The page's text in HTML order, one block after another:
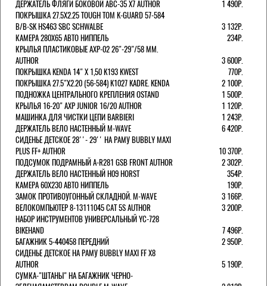
ДЕРЖАТЕЛЬ ФЛЯГИ БОКОВОЙ ABC-35 X7 AUTHOR
1 490Р.
ПОКРЫШКА 27.5X2.25 TOUGH TOM K-GUARD 57-584
B/B-SK HS463 SBC SCHWALBE
3 132Р.
КАМЕРА 280Х65 АВТО НИППЕЛЬ
234Р.
КРЫЛЬЯ ПЛАСТИКОВЫЕ AXP-02 26"-29"/58 ММ.
AUTHOR
3 600Р.
ПОКРЫШКА KENDA 14" Х 1,50 K193 KWEST
770Р.
ПОКРЫШКА 27.5"Х2.20 (56-584) K1027 KADRE. KENDA
2 100Р.
ПОДНОЖКА ЦЕНТРАЛЬНОГО КРЕПЛЕНИЯ OSTAND
1 500Р.
КРЫЛЬЯ 16-20" AXP JUNIOR 16/20 AUTHOR
1 120Р.
МАШИНКА ДЛЯ ЧИСТКИ ЦЕПИ BARBIERI
1 243Р.
ДЕРЖАТЕЛЬ ВЕЛО НАСТЕННЫЙ M-WAVE
6 420Р.
СИДЕНЬЕ ДЕТСКОЕ 28''- 29'' НА РАМУ BUBBLY MAXI
PLUS FF+ AUTHOR
10 370Р.
ПОДСУМОК ПОДРАМНЫЙ A-R281 GSB FRONT AUTHOR
2 302Р.
ДЕРЖАТЕЛЬ ВЕЛО НАСТЕННЫЙ H09 HORST
354Р.
КАМЕРА 60X230 АВТО НИППЕЛЬ
190Р.
ЗАМОК ПРОТИВОУГОННЫЙ СКЛАДНОЙ. M-WAVE
3 166Р.
ВЕЛОКОМПЬЮТЕР 8-13111045 CAT 5S AUTHOR
3 200Р.
НАБОР ИНСТРУМЕНТОВ УНИВЕРСАЛЬНЫЙ YC-728
BIKEHAND
7 496Р.
БАГАЖНИК 5-440458 ПЕРЕДНИЙ
2 950Р.
СИДЕНЬЕ ДЕТСКОЕ НА РАМУ BUBBLY MAXI FF X8
AUTHOR
5 190Р.
СУМКА-"ШТАНЫ" НА БАГАЖНИК ЧЕРНО-